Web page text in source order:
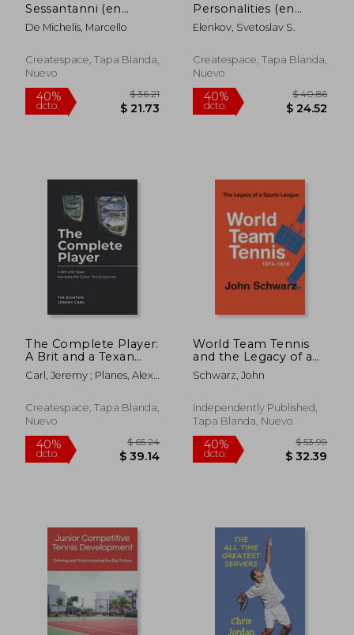
45%
dcto.
$ 68.66
$ 37.76
45%
dcto. $
Sessantanni (en
Italiano)
De Michelis, Marcello
Createspace, Tapa Blanda,
Nuevo
Personalities (en
Inglés)
Elenkov, Svetoslav S.
Createspace, Tapa Blanda,
Nuevo
The Complete Player:
A Brit and a Texan
Navigate the Junior
Tennis Journey (en
Carl, Jeremy ; Planes, Alex ;
Createspace, Tapa Blanda,
Nuevo
World Team Tennis
and the Legacy of a
Sports League: 1974-
1978 (en Inglés)
Schwarz, John
Independently Published,
Tapa Blanda, Nuevo